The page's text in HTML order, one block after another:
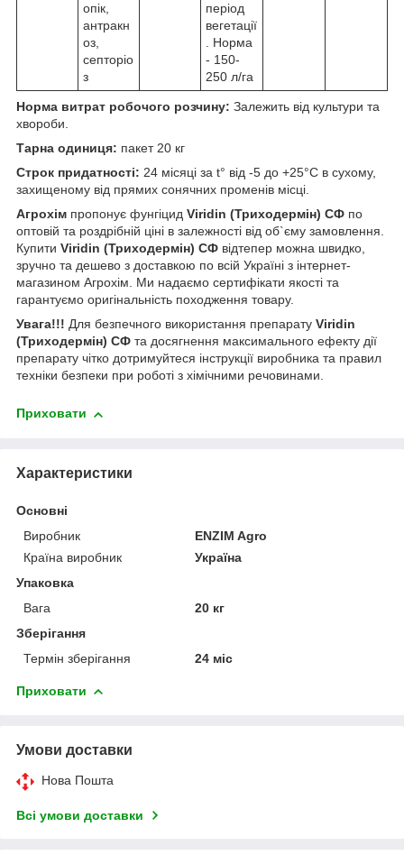
опік,
антракн
оз,
септоріо
з
період
вегетації
. Норма
- 150-
250 л/га
Норма витрат робочого розчину: Залежить від культури та
хвороби.
Тарна одиниця: пакет 20 кг
Строк придатності: 24 місяці за t° від -5 до +25°С в сухому,
захищеному від прямих сонячних променів місці.
Агрохім пропонує фунгіцид Viridin (Триходермін) СФ по
оптовій та роздрібній ціні в залежності від об`єму замовлення.
Купити Viridin (Триходермін) СФ відтепер можна швидко,
зручно та дешево з доставкою по всій Україні з інтернет-
магазином Агрохім. Ми надаємо сертифікати якості та
гарантуємо оригінальність походження товару.
Увага!!! Для безпечного використання препарату Viridin
(Триходермін) СФ та досягнення максимального ефекту дії
препарату чітко дотримуйтеся інструкції виробника та правил
техніки безпеки при роботі з хімічними речовинами.
Приховати
Характеристики
Основні
Виробник
ENZIM Agro
Країна виробник
Україна
Упаковка
Вага
20 кг
Зберігання
Термін зберігання
24 міс
Приховати
Умови доставки
Нова Пошта
Всі умови доставки